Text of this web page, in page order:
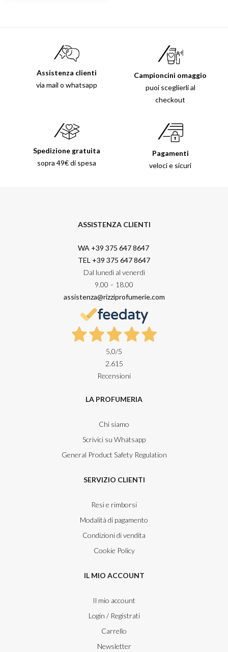
Assistenza clienti
via mail o whatsapp
Campioncini omaggio
puoi sceglierli al
checkout
Spedizione gratuita
sopra 49€ di spesa
Pagamenti
veloci e sicuri
ASSISTENZA CLIENTI
WA +39 375 647 8647
TEL +39 375 647 8647
Dal lunedì al venerdì
9.00 – 18.00
assistenza@rizziprofumerie.com
5,0/5
2.615
Recensioni
LA PROFUMERIA
Chi siamo
Scrivici su Whatsapp
General Product Safety Regulation
SERVIZIO CLIENTI
Resi e rimborsi
Modalità di pagamento
Condizioni di vendita
Cookie Policy
IL MIO ACCOUNT
Il mio account
Login / Registrati
Carrello
Newsletter